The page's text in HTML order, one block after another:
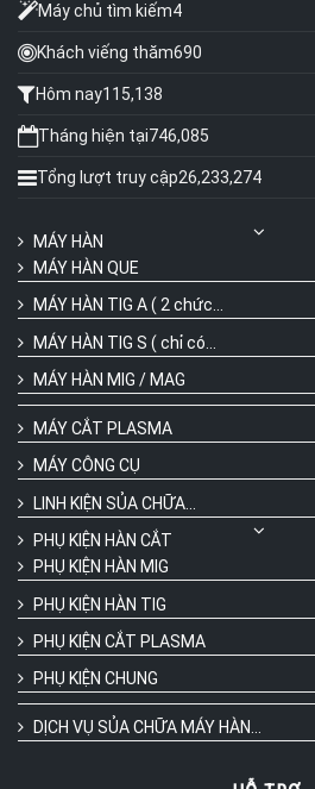
Máy chủ tìm kiếm4
Khách viếng thăm690
Hôm nay115,138
Tháng hiện tại746,085
Tổng lượt truy cập26,233,274
MÁY HÀN
MÁY HÀN QUE
MÁY HÀN TIG A ( 2 chức...
MÁY HÀN TIG S ( chỉ có...
MÁY HÀN MIG / MAG
MÁY CẮT PLASMA
MÁY CÔNG CỤ
LINH KIỆN SỦA CHỮA...
PHỤ KIỆN HÀN CẮT
PHỤ KIỆN HÀN MIG
PHỤ KIỆN HÀN TIG
PHỤ KIỆN CẮT PLASMA
PHỤ KIỆN CHUNG
DỊCH VỤ SỦA CHỮA MÁY HÀN...